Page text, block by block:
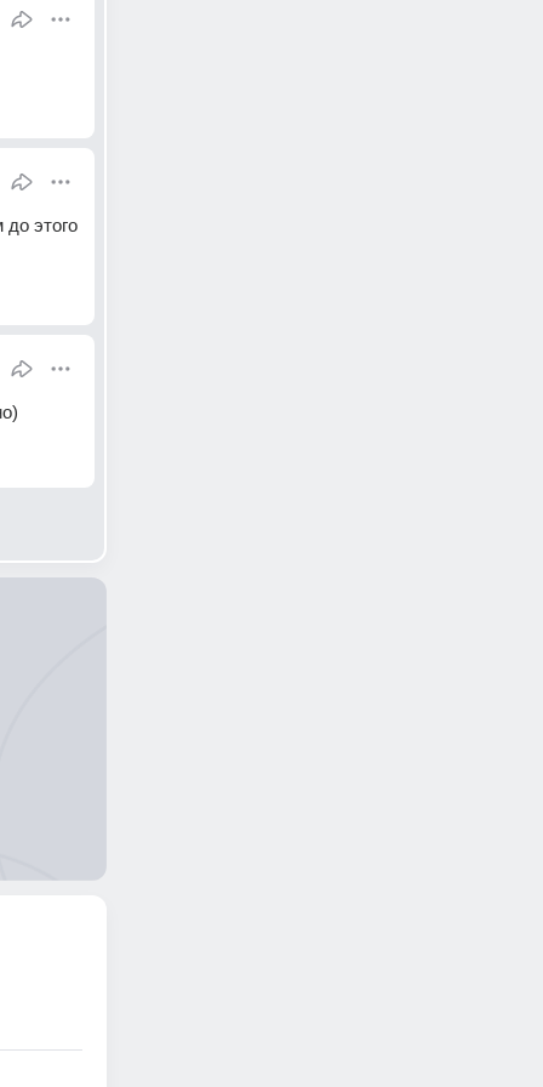
этого